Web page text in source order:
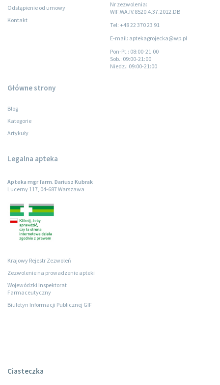
Odstąpienie od umowy
Kontakt
Nr zezwolenia:
WIF.WA.IV.8520.4.37.2012.DB
Tel: +48 22 370 23 91
E-mail: aptekagrojecka@wp.pl
Pon-Pt.: 08:00-21:00
Sob.: 09:00-21:00
Niedz.: 09:00-21:00
Główne strony
Blog
Kategorie
Artykuły
Legalna apteka
Apteka mgr farm. Dariusz Kubrak
Lucerny 117, 04-687 Warszawa
Krajowy Rejestr Zezwoleń
Zezwolenie na prowadzenie apteki
Wojewódzki Inspektorat
Farmaceutyczny
Biuletyn Informacji Publicznej GIF
Ciasteczka